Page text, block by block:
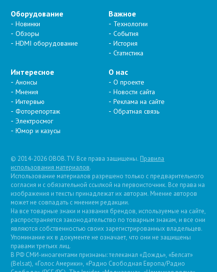
Оборудование
Новинки
Обзоры
HDMI оборудование
Важное
Технологии
События
История
Статистика
Интересное
Анонсы
Мнения
Интервью
Фоторепортаж
Электросмог
Юмор и казусы
О нас
О проекте
Новости сайта
Реклама на сайте
Обратная связь
© 2014-2026 OBOB.TV. Все права защищены. Правила
использования материалов.
Использование материалов разрешено только с предварительного
согласия и с обязательной ссылкой на первоисточник. Все права на
изображения и тексты принадлежат их авторам. Мнение авторов
может не совпадать с мнением редакции.
На все товарные знаки и названия брендов, используемые на сайте,
распространяется законодательство по товарным знакам, и все они
являются собственностью своих зарегистрированных владельцев.
Упоминание их в документе не означает, что они не защищены
правами третьих лиц.
В РФ СМИ-иноагентами признаны: телеканал «Дождь», «Белсат»
(Belsat), «Голос Америки», «Радио Свободная Европа/Радио